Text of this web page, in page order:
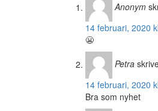
Anonym
14 februari, 2020
😬
Petra
14 februari, 2020
Bra som nyhet